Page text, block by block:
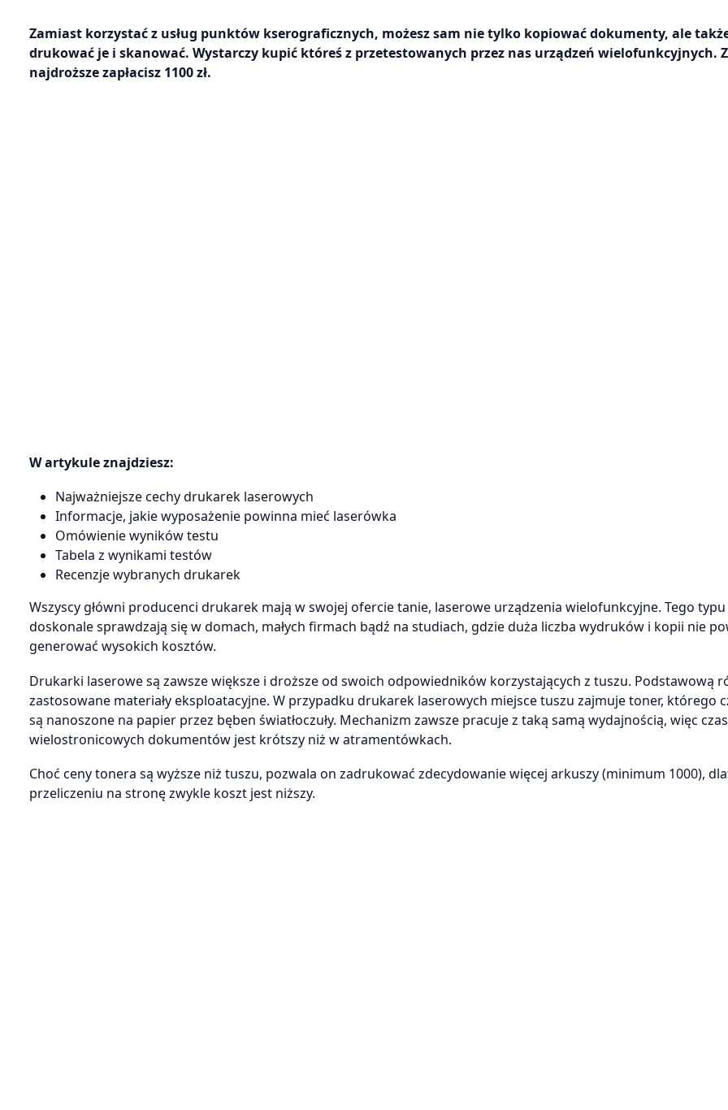
Zamiast korzystać z usług punktów kserograficznych, możesz sam nie tylko kopiować dokumenty, ale
drukować je i skanować. Wystarczy kupić któreś z przetestowanych przez nas urządzeń wielofunkcyjnych.
najdroższe zapłacisz 1100 zł.
W artykule znajdziesz:
Najważniejsze cechy drukarek laserowych
Informacje, jakie wyposażenie powinna mieć laserówka
Omówienie wyników testu
Tabela z wynikami testów
Recenzje wybranych drukarek
Wszyscy główni producenci drukarek mają w swojej ofercie tanie, laserowe urządzenia wielofunkcyjne. Tego
doskonale sprawdzają się w domach, małych firmach bądź na studiach, gdzie duża liczba wydruków i kopii nie
generować wysokich kosztów.
Drukarki laserowe są zawsze większe i droższe od swoich odpowiedników korzystających z tuszu. Podstawową
zastosowane materiały eksploatacyjne. W przypadku drukarek laserowych miejsce tuszu zajmuje toner, którego
są nanoszone na papier przez bęben światłoczuły. Mechanizm zawsze pracuje z taką samą wydajnością, więc
wielostronicowych dokumentów jest krótszy niż w atramentówkach.
Choć ceny tonera są wyższe niż tuszu, pozwala on zadrukować zdecydowanie więcej arkuszy (minimum 1000),
przeliczeniu na stronę zwykle koszt jest niższy.